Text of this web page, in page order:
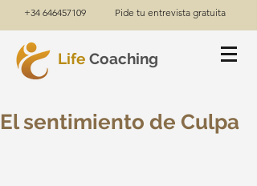
Life Coaching
+34 646457109 Pide tu entrevista gratuita
El sentimiento de Culpa